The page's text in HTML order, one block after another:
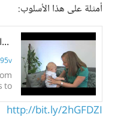
أمثلة على هذا الأسلوب:
Better Brains for Babies - Infant-Directed Speech
to
http://bit.ly/2hGFDZI